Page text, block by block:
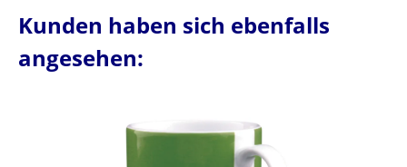
Kunden haben sich ebenfalls
angesehen: